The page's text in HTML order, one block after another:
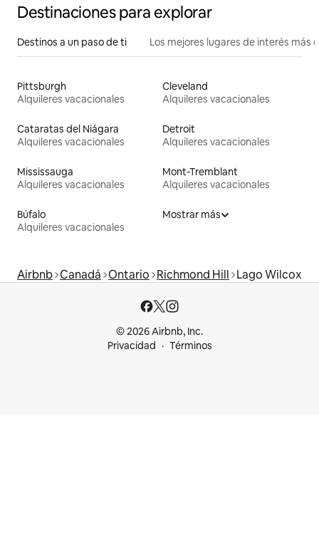
Destinaciones para explorar
Destinos a un paso de ti Los mejores lugares de interés más
Pittsburgh
Alquileres vacacionales
Cleveland
Alquileres vacacionales
Cataratas del Niágara
Alquileres vacacionales
Detroit
Alquileres vacacionales
Mississauga
Alquileres vacacionales
Mont-Tremblant
Alquileres vacacionales
Búfalo
Alquileres vacacionales
Mostrar más
Airbnb Canadá Ontario Richmond Hill Lago Wilcox
© 2026 Airbnb, Inc.
Privacidad
Términos